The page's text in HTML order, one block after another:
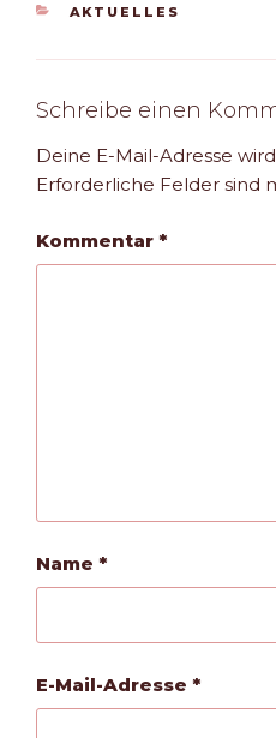
KATEGORIEN
AKTUELLES
Schreibe einen
Deine E-Mail-Adresse
Erforderliche Felder sind
Kommentar *
Name *
E-Mail-Adresse *